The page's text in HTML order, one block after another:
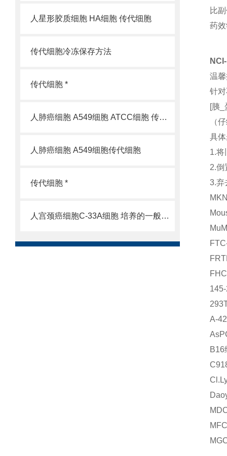
人星形胶质细胞 HA细胞 传代细胞
传代细胞冷冻保存方法
传代细胞 *
人肺癌细胞 A549细胞 ATCC细胞 传代细胞
人肺癌细胞 A549细胞传代细胞
传代细胞 *
人宫颈癌细胞C-33A细胞 培养的一般过程
比
药
温
针
[胰
（
具
1.将
2.倒
3.弃
A-